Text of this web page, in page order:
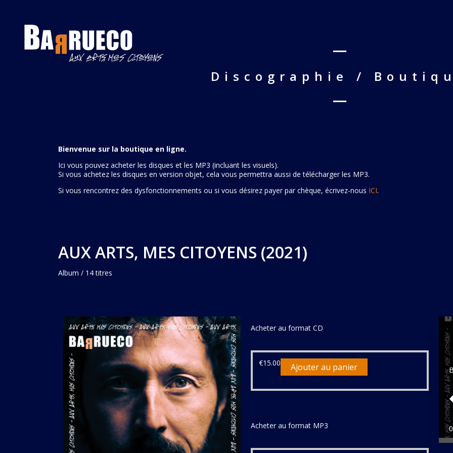
Discographie /
Bienvenue sur la boutique en ligne.
Ici vous pouvez acheter les disques et les MP3 (incluant les visuels).
Si vous achetez les disques en version objet, cela vous permettra aussi de télécharger les MP3.
Si vous rencontrez des dysfonctionnements ou si vous désirez payer par chèque, écrivez-nous ICI.
AUX ARTS, MES CITOYENS (2021)
Album / 14 titres
Acheter au format CD
€15.00 Ajouter au panier
Acheter au format MP3